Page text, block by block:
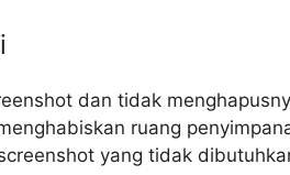
dan tidak
ruang
yang tidak